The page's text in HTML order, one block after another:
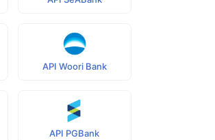
API Woori Bank
API PGBank